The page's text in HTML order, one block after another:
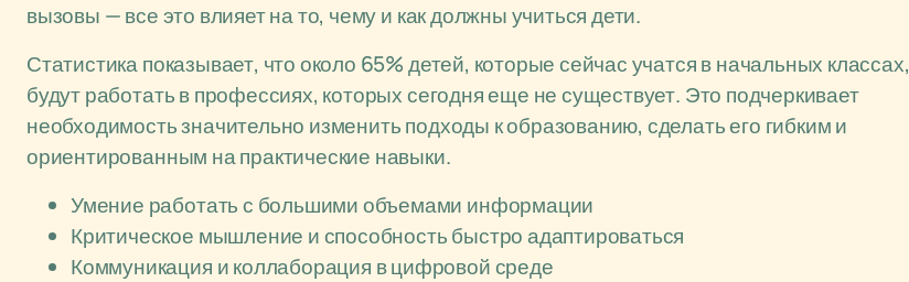
вызовы — все это влияет на то, чему и как должны учиться дети.
Статистика показывает, что около 65% детей, которые сейчас учатся в начальных классах,
будут работать в профессиях, которых сегодня еще не существует. Это подчеркивает
необходимость значительно изменить подходы к образованию, сделать его гибким и
ориентированным на практические навыки.
Умение работать с большими объемами информации
Критическое мышление и способность быстро адаптироваться
Коммуникация и коллаборация в цифровой среде